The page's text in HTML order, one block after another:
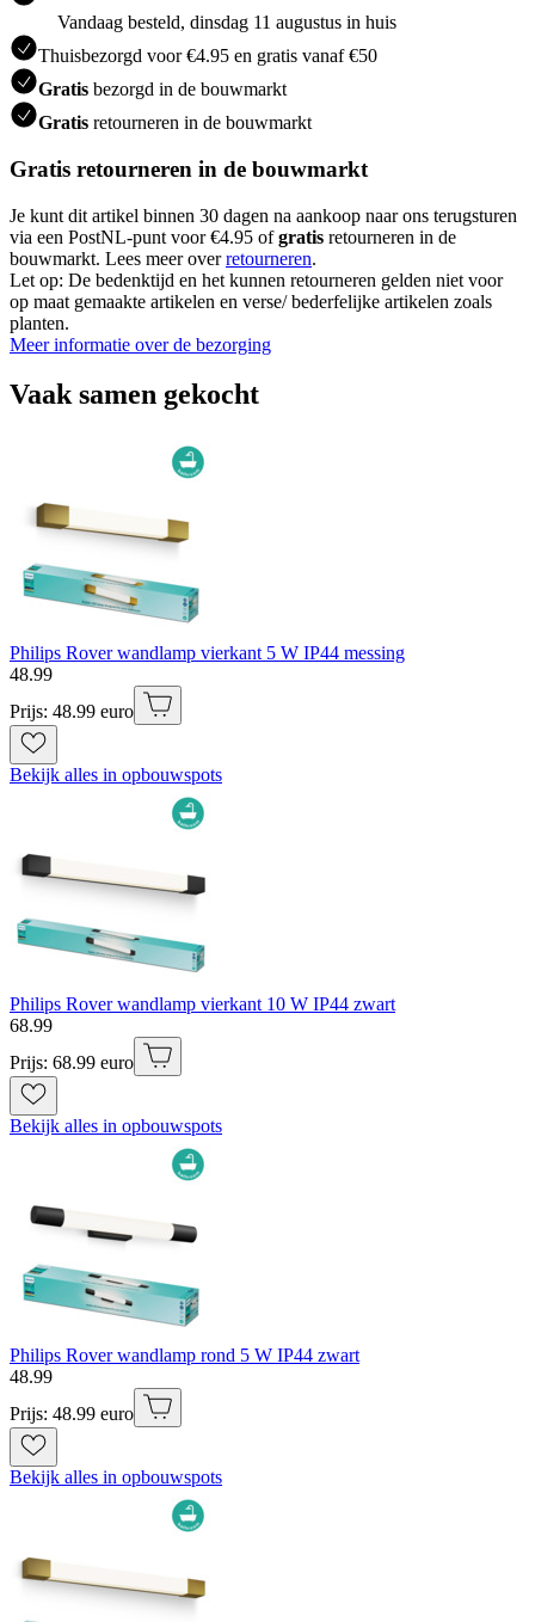
Vandaag besteld, dinsdag 11 augustus in huis
Thuisbezorgd voor €4.95 en gratis vanaf €50
Gratis bezorgd in de bouwmarkt
Gratis retourneren in de bouwmarkt
Gratis retourneren in de bouwmarkt
Je kunt dit artikel binnen 30 dagen na aankoop naar ons terugsturen
via een PostNL-punt voor €4.95 ofgratis retourneren in de
bouwmarkt. Lees meer overretourneren.
Let op: De bedenktijd en het kunnen retourneren gelden niet voor
op maat gemaakte artikelen en verse/ bederfelijke artikelen zoals
planten.
Meer informatie over de bezorging
Vaak samen gekocht
Philips Rover wandlamp vierkant 5 W IP44 messing
48.99
Prijs: 48.99 euro
Bekijk alles in opbouwspots
Philips Rover wandlamp vierkant 10 W IP44 zwart
68.99
Prijs: 68.99 euro
Bekijk alles in opbouwspots
Philips Rover wandlamp rond 5 W IP44 zwart
48.99
Prijs: 48.99 euro
Bekijk alles in opbouwspots